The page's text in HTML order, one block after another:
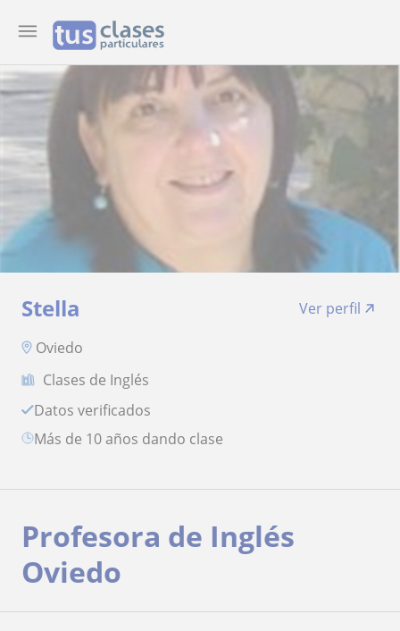
Stella
Ver perfil
Oviedo
Clases de Inglés
Datos verificados
más de 10 años dando clase
Profesora de Inglés
Oviedo